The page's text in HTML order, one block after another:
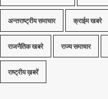
अन्तराष्ट्रीय समाचार क्राईम खबरे
राजनैतिक खबरे राज्य समाचार
राष्ट्रीय ख़बरें